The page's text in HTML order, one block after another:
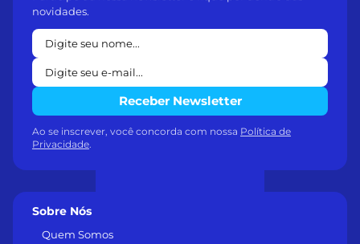
Sobre Nós
Quem Somos
novidades.
Receber Newsletter
Ao se inscrever, você concorda com nossa Política de
Privacidade.